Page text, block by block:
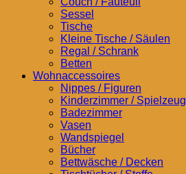
Sessel
Tische
Kleine Tische / Säulen
Regal / Schrank
Betten
Wohnaccessoires
Nippes / Figuren
Kinderzimmer / Spielzeug
Badezimmer
Vasen
Wandspiegel
Bücher
Bettwäsche / Decken